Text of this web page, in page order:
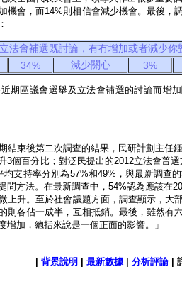
機會，而14%則相信會減少機會。最後
法會補選既討論，有冇增加或者減少你
34% 減少關心 3%
期區議會選舉及立法會補選的討論而增
結束後第二次調查的結果，民研計劃主
3個百分比；對泛民提出的2012立法會普
均支持率分別為57%和49%，與最新調查
問方法。在最新調查中，54%認為應該在
上升。至於社會議題方面，調查顯示，
則各佔一成半，互相抵銷。最後，雖然
增加，總括來說是一個正面的影響。」
背景說明 最新數據 分析評論|